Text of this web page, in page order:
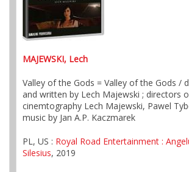
MAJEWSKI, Lech
Valley of the Gods = Valley of the Gods /
and written by Lech Majewski ; directors
cinemtography Lech Majewski, Pawel
music by Jan A.P. Kaczmarek
PL, US : Royal Road Entertainment :
Silesius, 2019